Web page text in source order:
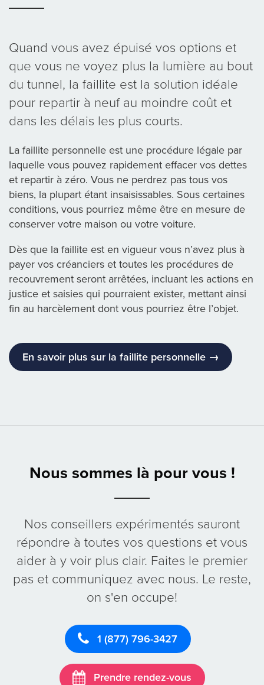
Quand vous avez épuisé vos options et
que vous ne voyez plus la lumière au bout
du tunnel, la faillite est la solution idéale
pour repartir à neuf au moindre coût et
dans les délais les plus courts.
La faillite personnelle est une procédure légale par
laquelle vous pouvez rapidement effacer vos dettes
et repartir à zéro. Vous ne perdrez pas tous vos
biens, la plupart étant insaisissables. Sous certaines
conditions, vous pourriez même être en mesure de
conserver votre maison ou votre voiture.
Dès que la faillite est en vigueur vous n’avez plus à
payer vos créanciers et toutes les procédures de
recouvrement seront arrêtées, incluant les actions en
justice et saisies qui pourraient exister, mettant ainsi
fin au harcèlement dont vous pourriez être l’objet.
En savoir plus sur la faillite personnelle →
Nous sommes là pour vous !
Nos conseillers expérimentés sauront
répondre à toutes vos questions et vous
aider à y voir plus clair. Faites le premier
pas et communiquez avec nous. Le reste,
on s'en occupe!
1 (877) 796-3427
Prendre rendez-vous